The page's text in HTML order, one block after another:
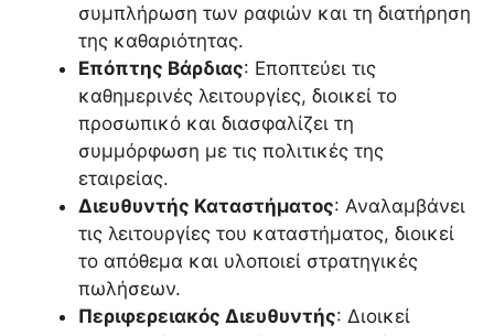
συμπλήρωση των ραφιών και τη διατήρηση
της καθαριότητας.
Επόπτης Βάρδιας: Εποπτεύει τις
καθημερινές λειτουργίες, διοικεί το
προσωπικό και διασφαλίζει τη
συμμόρφωση με τις πολιτικές της
εταιρείας.
Διευθυντής Καταστήματος: Αναλαμβάνει
τις λειτουργίες του καταστήματος, διοικεί
το απόθεμα και υλοποιεί στρατηγικές
πωλήσεων.
Περιφερειακός Διευθυντής: Διοικεί